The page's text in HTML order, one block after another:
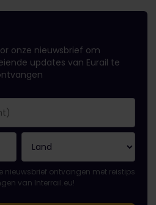
onze nieuwsbrief om
updates van Eurail te
veld!
op de nieuwsbrief. Probeer het later
op deze nieuwsbrief!
voorwaarden om je in te
nieuwsbrief ontvangen met reistips
van Interrail.eu!